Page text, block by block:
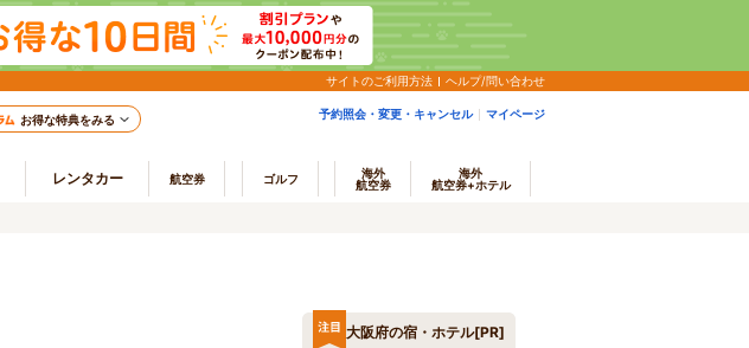
サイトのご利用方法 ヘルプ/問い合わせ
お得な特典をみる 予約照会・変更・キャンセル マイページ
レンタカー 航空券 ゴルフ
海外
航空券
海外
航空券+ホテル
大阪府の宿・ホテル[PR]